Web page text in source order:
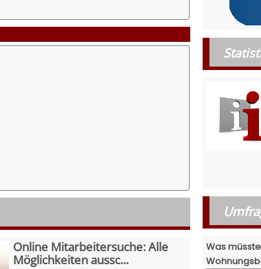
Online Mitarbeitersuche: Alle
Möglichkeiten aussc...
Was